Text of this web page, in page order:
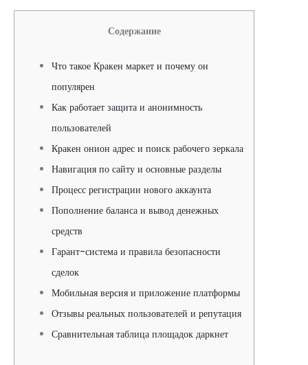
Содержание
Что такое Кракен маркет и почему он
популярен
Как работает защита и анонимность
пользователей
Кракен онион адрес и поиск рабочего зеркала
Навигация по сайту и основные разделы
Процесс регистрации нового аккаунта
Пополнение баланса и вывод денежных
средств
Гарант-система и правила безопасности
сделок
Мобильная версия и приложение платформы
Отзывы реальных пользователей и репутация
Сравнительная таблица площадок даркнет